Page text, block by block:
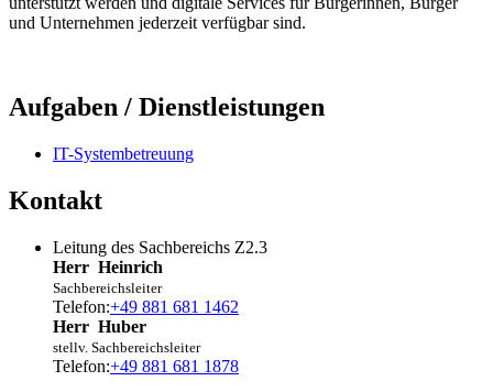
und Unternehmen jederzeit verfügbar sind.
Aufgaben / Dienstleistungen
IT-Systembetreuung
Kontakt
Leitung des Sachbereichs Z2.3
Herr Heinrich
Sachbereichsleiter
Telefon:+49 881 681 1462
Herr Huber
stellv. Sachbereichsleiter
Telefon:+49 881 681 1878